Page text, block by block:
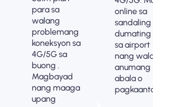
para sa
walang
problemang
koneksyon sa
4G/5G sa
buong .
Magbayad
nang maaga
upang
online sa
sandaling
dumating ka
sa airport
nang walang
anumang
abala o
pagkaantala.